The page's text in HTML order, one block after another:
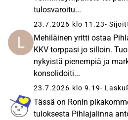
tulosvaroitu...
23.7.2026 klo 11.23-
Mehiläinen yritti ostaa
KKV torppasi jo silloin.
nykyistä pienempiä ja
konsolidoiti...
23.7.2026 klo 9.19-
Tässä on Ronin
tuloksesta Pihlajalinna